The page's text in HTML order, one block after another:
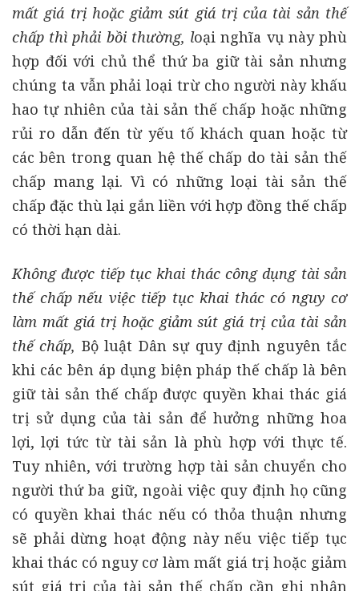
mất giá trị hoặc giảm sút giá trị của tài sản thế
chấp thì phải bồi thường, loại nghĩa vụ này phù
hợp đối với chủ thể thứ ba giữ tài sản nhưng
chúng ta vẫn phải loại trừ cho người này khấu
hao tự nhiên của tài sản thế chấp hoặc những
rủi ro dẫn đến từ yếu tố khách quan hoặc từ
các bên trong quan hệ thế chấp do tài sản thế
chấp mang lại. Vì có những loại tài sản thế
chấp đặc thù lại gắn liền với hợp đồng thế chấp
có thời hạn dài.
Không được tiếp tục khai thác công dụng tài sản
thế chấp nếu việc tiếp tục khai thác có nguy cơ
làm mất giá trị hoặc giảm sút giá trị của tài sản
thế chấp, Bộ luật Dân sự quy định nguyên tắc
khi các bên áp dụng biện pháp thế chấp là bên
giữ tài sản thế chấp được quyền khai thác giá
trị sử dụng của tài sản để hưởng những hoa
lợi, lợi tức từ tài sản là phù hợp với thực tế.
Tuy nhiên, với trường hợp tài sản chuyển cho
người thứ ba giữ, ngoài việc quy định họ cũng
có quyền khai thác nếu có thỏa thuận nhưng
sẽ phải dừng hoạt động này nếu việc tiếp tục
khai thác có nguy cơ làm mất giá trị hoặc giảm
sút giá trị của tài sản thế chấp cần ghi nhận